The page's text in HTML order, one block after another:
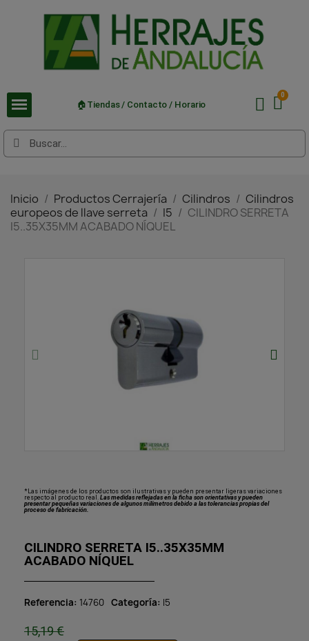
🏠Tiendas / Contacto / Horario
Inicio Productos Cerrajería Cilindros
Cilindros
europeos de llave serreta
I5
CILINDRO SERRETA
I5..35X35MM ACABADO NÍQUEL
*Las imágenes de los productos son ilustrativas y pueden presentar ligeras variaciones
respecto al producto real. Las medidas reflejadas en la ficha son orientativas y pueden
presentar pequeñas variaciones de algunos milímetros debido a las tolerancias propias del
proceso de fabricación.
CILINDRO SERRETA I5..35X35MM
ACABADO NÍQUEL
Referencia 14760 Categoría I5
15,19 €